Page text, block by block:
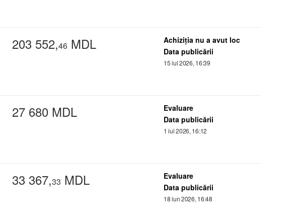
203 552,46MDL
Achiziţia nu a avut loc
Data publicării
15 iul 2026, 16:39
27 680 MDL
Evaluare
Data publicării
1 iul 2026, 16:12
33 367,33 MDL
Evaluare
Data publicării
18 iun 2026, 16:48